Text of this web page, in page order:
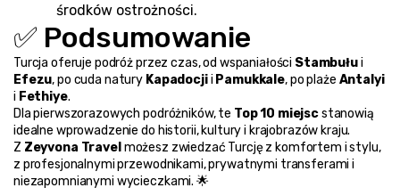
środków ostrożności.
✅ Podsumowanie
Turcja oferuje podróż przez czas, od wspaniałości Stambułu
Efezu, po cuda natury Kapadocji i Pamukkale, po plaże Antalyi
i Fethiye.
Dla pierwszorazowych podróżników, te Top 10 miejsc stanowią
idealne wprowadzenie do historii, kultury i krajobrazów kraju.
Z Zeyvona Travel możesz zwiedzać Turcję z komfortem i stylu,
z profesjonalnymi przewodnikami, prywatnymi transferami i
niezapomnianymi wycieczkami. 🌟